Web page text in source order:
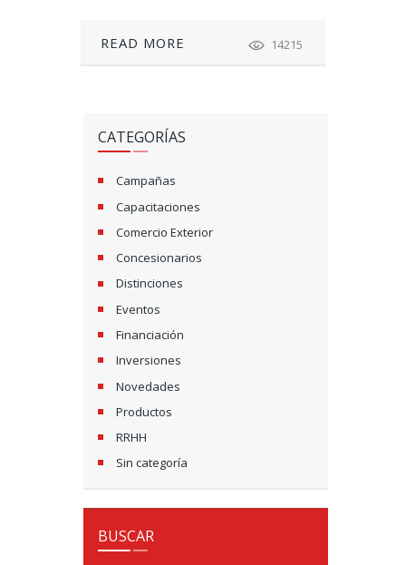
READ MORE 14215
CATEGORÍAS
Campañas
Capacitaciones
Comercio Exterior
Concesionarios
Distinciones
Eventos
Financiación
Inversiones
Novedades
Productos
RRHH
Sin categoría
BUSCAR